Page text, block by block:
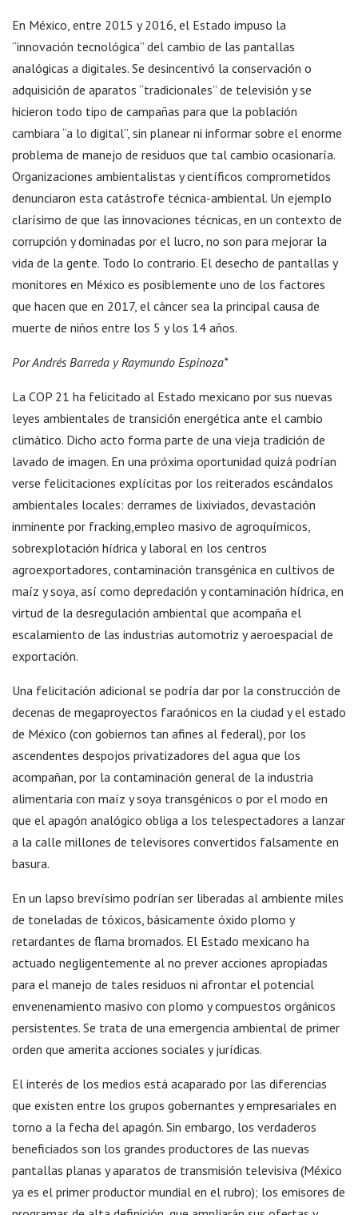
En México, entre 2015 y 2016, el Estado impuso la
“innovación tecnológica” del cambio de las pantallas
analógicas a digitales. Se desincentivó la conservación o
adquisición de aparatos “tradicionales” de televisión y se
hicieron todo tipo de campañas para que la población
cambiara “a lo digital”, sin planear ni informar sobre el enorme
problema de manejo de residuos que tal cambio ocasionaría.
Organizaciones ambientalistas y científicos comprometidos
denunciaron esta catástrofe técnica-ambiental. Un ejemplo
clarísimo de que las innovaciones técnicas, en un contexto de
corrupción y dominadas por el lucro, no son para mejorar la
vida de la gente. Todo lo contrario. El desecho de pantallas y
monitores en México es posiblemente uno de los factores
que hacen que en 2017, el cáncer sea la principal causa de
muerte de niños entre los 5 y los 14 años.
Por Andrés Barreda y Raymundo Espinoza*
La COP 21 ha felicitado al Estado mexicano por sus nuevas
leyes ambientales de transición energética ante el cambio
climático. Dicho acto forma parte de una vieja tradición de
lavado de imagen. En una próxima oportunidad quizá podrían
verse felicitaciones explícitas por los reiterados escándalos
ambientales locales: derrames de lixiviados, devastación
inminente por fracking,empleo masivo de agroquímicos,
sobrexplotación hídrica y laboral en los centros
agroexportadores, contaminación transgénica en cultivos de
maíz y soya, así como depredación y contaminación hídrica, en
virtud de la desregulación ambiental que acompaña el
escalamiento de las industrias automotriz y aeroespacial de
exportación.
Una felicitación adicional se podría dar por la construcción de
decenas de megaproyectos faraónicos en la ciudad y el estado
de México (con gobiernos tan afines al federal), por los
ascendentes despojos privatizadores del agua que los
acompañan, por la contaminación general de la industria
alimentaria con maíz y soya transgénicos o por el modo en
que el apagón analógico obliga a los telespectadores a lanzar
a la calle millones de televisores convertidos falsamente en
basura.
En un lapso brevísimo podrían ser liberadas al ambiente miles
de toneladas de tóxicos, básicamente óxido plomo y
retardantes de flama bromados. El Estado mexicano ha
actuado negligentemente al no prever acciones apropiadas
para el manejo de tales residuos ni afrontar el potencial
envenenamiento masivo con plomo y compuestos orgánicos
persistentes. Se trata de una emergencia ambiental de primer
orden que amerita acciones sociales y jurídicas.
El interés de los medios está acaparado por las diferencias
que existen entre los grupos gobernantes y empresariales en
torno a la fecha del apagón. Sin embargo, los verdaderos
beneficiados son los grandes productores de las nuevas
pantallas planas y aparatos de transmisión televisiva (México
ya es el primer productor mundial en el rubro); los emisores de